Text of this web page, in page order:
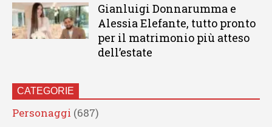
Gianluigi Donnarumma e
Alessia Elefante, tutto pronto
per il matrimonio più atteso
dell’estate
CATEGORIE
Personaggi (687)